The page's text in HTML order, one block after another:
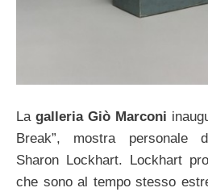
La galleria Giò Marconi
Break”, mostra personale
Sharon Lockhart. Lockhart
che sono al tempo stesso